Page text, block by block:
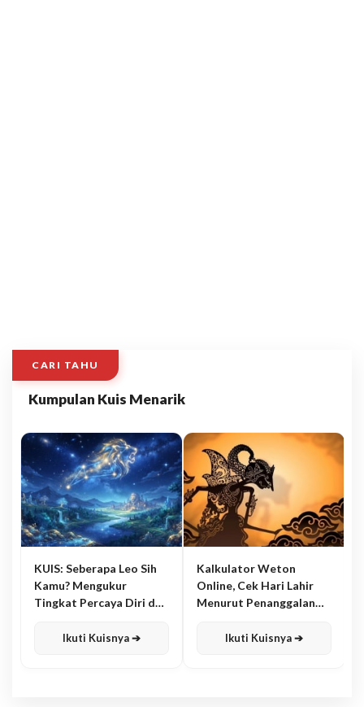
CARI TAHU
Kumpulan Kuis Menarik
KUIS: Seberapa Leo Sih
Kamu? Mengukur
Tingkat Percaya Diri dan
Ikuti Kuisnya ➔
Kalkulator Weton
Online, Cek Hari Lahir
Menurut Penanggalan
Ikuti Kuisnya ➔